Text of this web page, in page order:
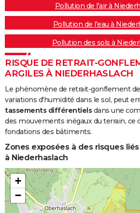
Pollution de l'air à
Pollution de l'eau à
Pollution des sols à
RISQUE DE RETRAIT-
ARGILES À NIEDERHASLACH
Le phénomène de retrait-gonflement
variations d'humidité dans le sol, peut
tassements différentielsdans une
des mouvements inégaux du terrain, ce
fondations des bâtiments.
Zones exposées à des risques
à Niederhaslach
+
−